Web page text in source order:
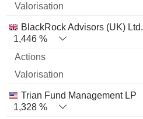
BlackRock Advisors (UK) Ltd.
1,446 %
Trian Fund Management LP
1,328 %